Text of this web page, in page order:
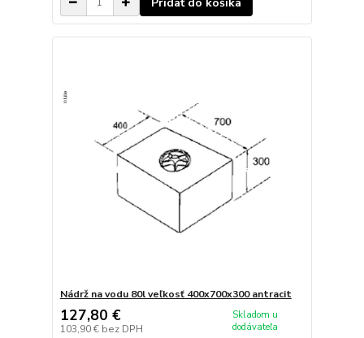
Nádrž na vodu 80l veľkosť 400x700x300 antracit
127,80 €
103,90 € bez DPH
Skladom u
dodávateľa